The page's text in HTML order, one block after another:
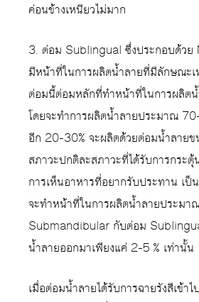
ค่อนข้างเหนียวไม่มาก
3. ต่อม Sublingual ซึ่งประกอบด้ว
มีหน้าที่ในการผลิตน้ำลายที่มีลักษณะ
ต่อมนี้ต่อมหลักที่ทำหน้าที่ในการผลิต
โดยจะทำการผลิตน้ำลายประมาณ
อีก 20-30% จะผลิตด้วยต่อมน้ำลาย
สภาวะปกติละสภาวะที่ได้รับการกระตุ้
การเห็นอาหารที่อยากรับประทาน เ
จะทำหน้าที่ในการผลิตน้ำลายประม
Submandibular กับต่อม
น้ำลายออกมาเพียงแค่ 2-5 % เท่านั้น
เมื่อต่อมน้ำลายได้รับการฉายรังสีเข้าไ